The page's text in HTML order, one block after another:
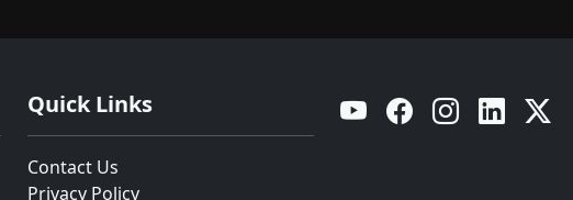
Quick Links
Contact Us
Privacy Policy
YouTube Facebook Instagram